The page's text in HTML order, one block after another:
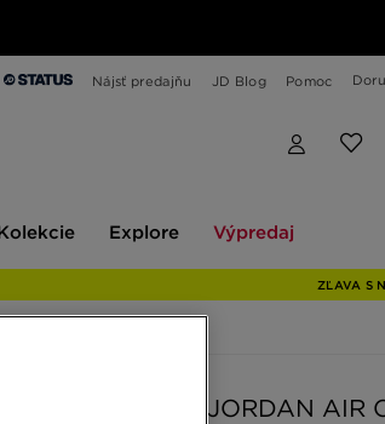
Nájsť predajňu JD Blog Pomoc
Explore Výpredaj
ZĽAVA S
JORDAN TAŠKA JORDAN AIR